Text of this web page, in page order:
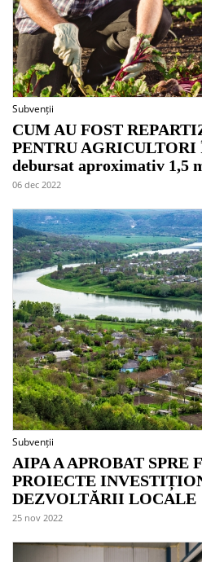
Subvenții
CUM AU FOST
PENTRU AGRICULTORI
debursat aproximativ 1,5
06 dec 2022
Subvenții
AIPA A APROBAT SPRE
PROIECTE
DEZVOLTĂRII LOCALE
25 nov 2022